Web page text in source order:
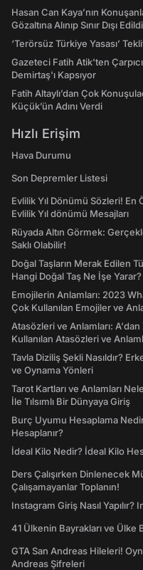
Hasan Can Kaya’nın
Gözaltına Alınıp Sınır Dışı Edildi
‘Terörsüz Türkiye Yasası’
Gazeteci Fatih Atik'ten
Demirtaş'ı Kapsıyor
Fatih Altaylı’dan Çok
Küçük’ün Adını Verdi
Hızlı Erişim
Hava Durumu
Son Depremler Listesi
Evlilik Yıl Dönümü Sözleri!
Evlilik Yıl dönümü Mesajları
Rüyada Altın Görmek:
Saklı Olabilir!
Doğal Taşların Merak Edilen
Hangi Doğal Taş Ne İşe Yarar?
Emojilerin Anlamları: 2023
Çok Kullanılan Emojiler ve
Atasözleri ve Anlamları:
Kullanılan Atasözleri ve
Tavla Diziliş Şekli Nasıldır?
ve Oynama Yönleri
Tarot Kartları ve Anlamları
İle Tılsımlı Bir Dünyaya Giriş
Burç Uyumu Hesaplama
Hesaplanır?
İdeal Kilo Nedir? İdeal Kilo
Ders Çalışırken Dinlenecek
Çalışamayanlar Toplanın!
Instagram Giriş Nasıl
41 Ülkenin Bayrakları ve Ülke
GTA San Andreas Hileleri!
Andreas Şifreleri